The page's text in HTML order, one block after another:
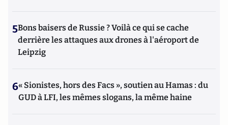
5Bons baisers de Russie ? Voilà ce qui se cache
derrière les attaques aux drones à l'aéroport de
Leipzig
6« Sionistes, hors des Facs », soutien au Hamas : du
GUD à LFI, les mêmes slogans, la même haine